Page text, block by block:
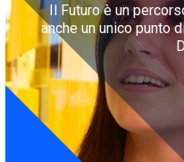
Il Futuro è un
anche un unico punto